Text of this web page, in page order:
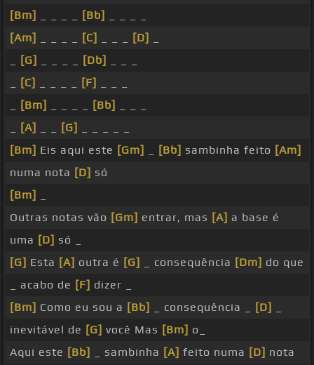
[Bm]
[Bb]
[Am]
[C] [D]
[G] [Db]
[C] [F]
[Bm] [Bb]
[A] [G]
[Bm] Eis aqui este [Gm] [Bb] sambinha feito [Am]
numa nota [D] só
[Bm]
Outras notas vão [Gm] entrar, mas [A] a base é
uma [D] só _
[G] Esta [A] outra é [G] _ consequência [Dm] do que
_ acabo de [F] dizer _
[Bm] Como eu sou a [Bb] _ consequência _ [D]
inevitável de [G] você Mas [Bm] o_
Aqui este [Bb] _ sambinha [A] feito numa [D] nota